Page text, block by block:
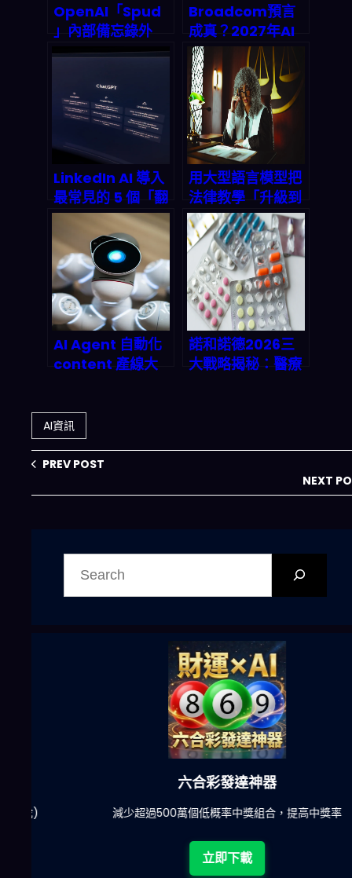
OpenAI「Spud
」內部備忘錄外
洩：新模型到底強
2026 起影響所有
產品線的關鍵拆解
Broadcom預言
成真？2027年AI
芯片市場破千億美
元，中小企業API
成本恐迎來暴漲時
代
LinkedIn AI 導入
最常見的 5 個「翻
車點」：HITL、模
型漂移、資料血
統、KPI 與合規怎
麼一次補齊
用大型語言模型把
法律教學「升級到
可執行」：UF 法
學院 AI 助手試點
後，2026 律師培
養流程會怎麼變？
AI Agent 自動化
content 產線大
OpenClaw 整合
如何顛覆 2026 內
容產業鏈？
諾和諾德2026三
大戰略揭秘：醫療
AI資訊
PREV POST
NEXT
六合彩發達神器
減少超過500萬個低概率中獎組合，提高中獎率
立即下載